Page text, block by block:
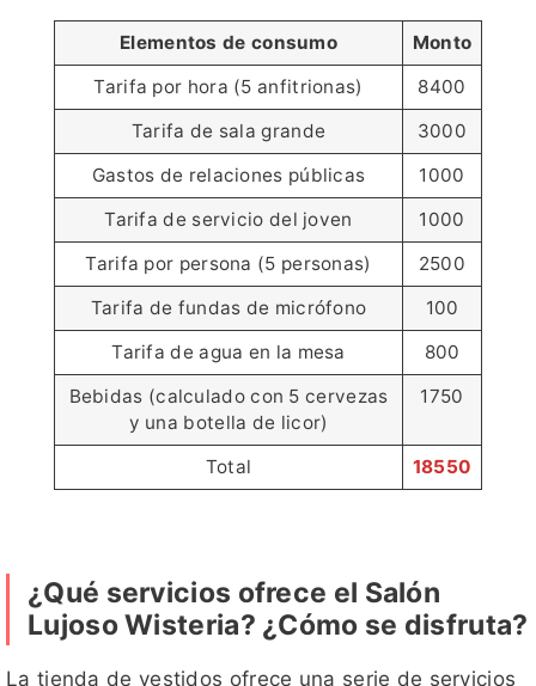
Elementos de consumo
Monto
Tarifa por hora (5 anfitrionas)
8400
Tarifa de sala grande
3000
Gastos de relaciones públicas
1000
Tarifa de servicio del joven
1000
Tarifa por persona (5 personas)
2500
Tarifa de fundas de micrófono
100
Tarifa de agua en la mesa
800
Bebidas (calculado con 5 cervezas
y una botella de licor)
1750
Total 18550
¿Qué servicios ofrece el Salón
Lujoso Wisteria? ¿Cómo se disfruta?
La tienda de vestidos ofrece una serie de servicios